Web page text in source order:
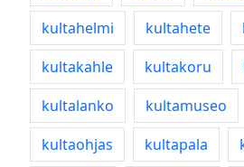
kultahelmi
kultahete
kultakahle
kultakoru
kultalanko
kultamuseo
kultaohjas
kultapala